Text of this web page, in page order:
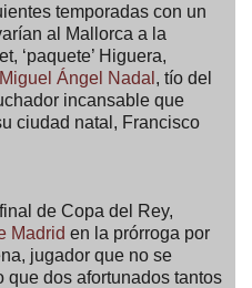
temporadas con un
al Mallorca a la
‘paquete’ Higuera,
Miguel Ángel Nadal , tío del
incansable que
ciudad natal, Francisco
de Copa del Rey,
Madrid en la prórroga por
jugador que no se
que dos afortunados tantos